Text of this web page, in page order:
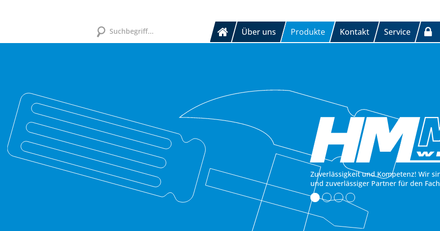
Über uns Produkte Kontakt Service
Zuverlässigkeit und Kompetenz! Wir
und zuverlässiger Partner für den